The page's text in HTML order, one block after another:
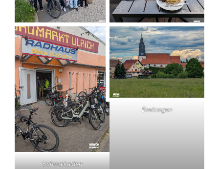
Schmalkalden
Breitungen